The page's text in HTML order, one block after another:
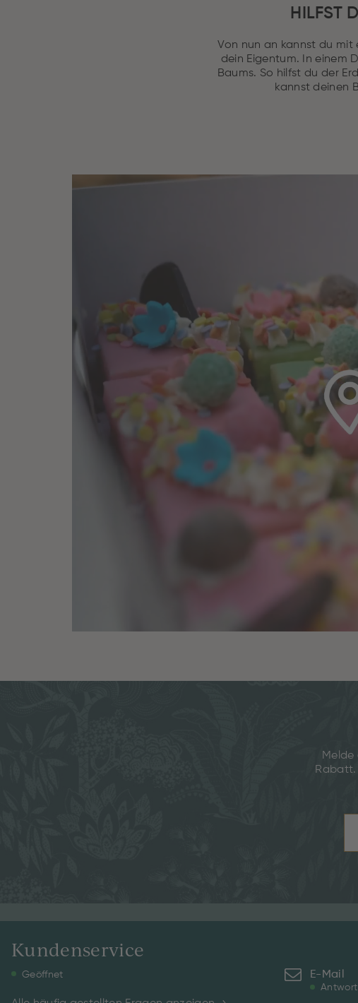
HILFST
Von nun an kannst du mit
dein Eigentum. In einem
Baums. So hilfst du der
kannst deinen
Melde
Rabatt.
Kundenservice
Geöffnet E-Mail